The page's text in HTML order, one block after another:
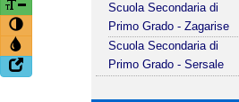
Scuola Secondaria di
Primo Grado - Zagarise
Scuola Secondaria di
Primo Grado - Sersale